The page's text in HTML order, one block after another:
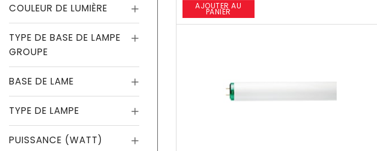
COULEUR DE LUMIÈRE
TYPE DE BASE DE LAMPE
GROUPE
BASE DE LAME
TYPE DE LAMPE
PUISSANCE (WATT)
AJOUTER AU
PANIER